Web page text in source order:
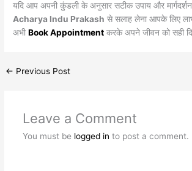
यदि आप अपनी कुंडली के अनुसार सटीक उपाय और
Acharya Indu Prakash से सलाह लेना आपके लिए
अभीBook Appointment करके अपने जीवन को सही
← Previous Post
Leave a Comment
You must be logged in to post a comment.